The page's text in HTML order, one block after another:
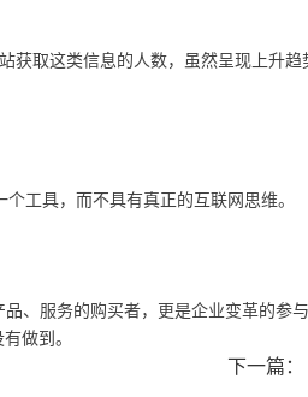
获取这类信息的人数，虽然呈现上升趋
工具，而不具有真正的互联网思维。
、服务的购买者，更是企业变革的参
做到。
下一篇